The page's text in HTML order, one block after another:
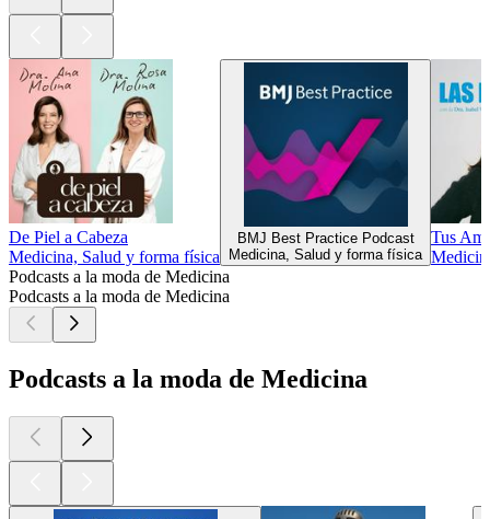
De Piel a Cabeza
Medicina, Salud y forma física
BMJ Best Practice Podcast
Medicina, Salud y forma física
Tus
Podcasts a la moda de Medicina
Podcasts a la moda de Medicina
Podcasts a la moda de Medicina